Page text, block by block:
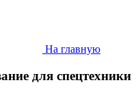
На главную
для спецтехники